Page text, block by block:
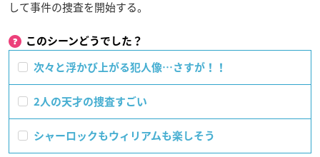
して事件の捜査を開始する。
このシーンどうでした？
次々と浮かび上がる犯人像…さすが！！
2人の天才の捜査すごい
シャーロックもウィリアムも楽しそう